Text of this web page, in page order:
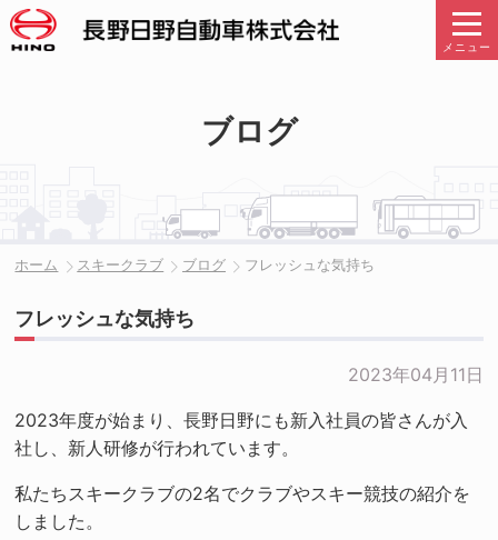
メニュー
ブログ
ホーム スキークラブ ブログ フレッシュな気持ち
フレッシュな気持ち
2023年04月11日
2023年度が始まり、長野日野にも新入社員の皆さんが入
社し、新人研修が行われています。
私たちスキークラブの2名でクラブやスキー競技の紹介を
しました。